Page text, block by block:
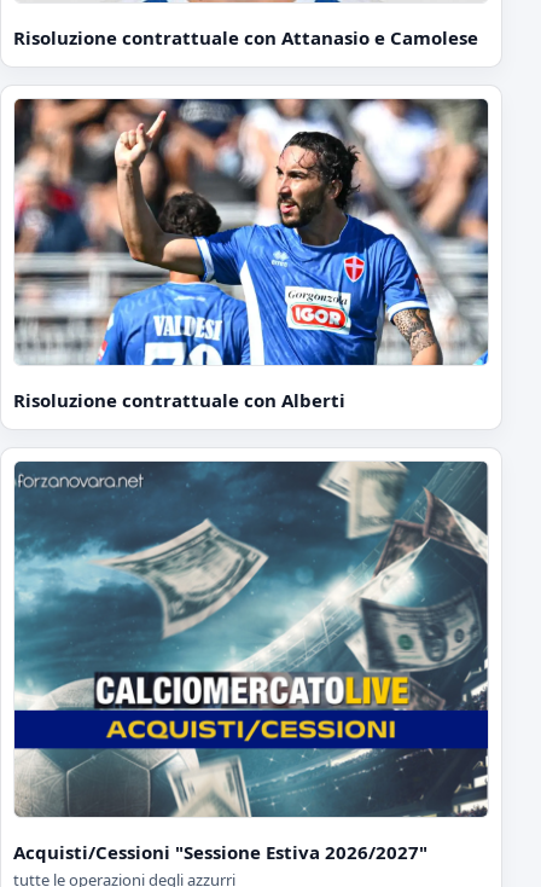
Risoluzione contrattuale con Attanasio e Camolese
Risoluzione contrattuale con Alberti
Acquisti/Cessioni "Sessione Estiva 2026/2027"
tutte le operazioni degli azzurri